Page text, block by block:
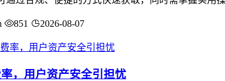
851 2026-08-07
，用户资产安全引担忧